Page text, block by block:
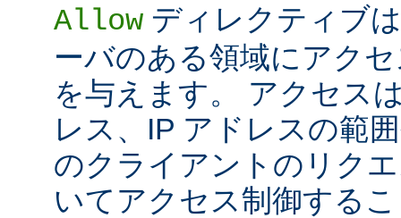
Allow ディレクティブ
ーバのある領域にアク
を与えます。 アクセス
レス、IP アドレスの範
のクライアントのリク
いてアクセス制御する